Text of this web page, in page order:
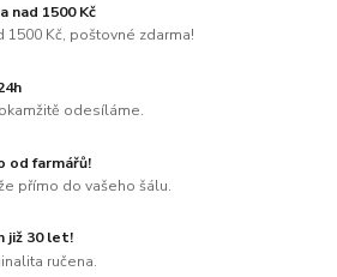
nad 1500 Kč
1500 Kč, poštovné zdarma!
odesíláme.
od farmářů!
přímo do vašeho šálu.
již 30 let!
ručena.